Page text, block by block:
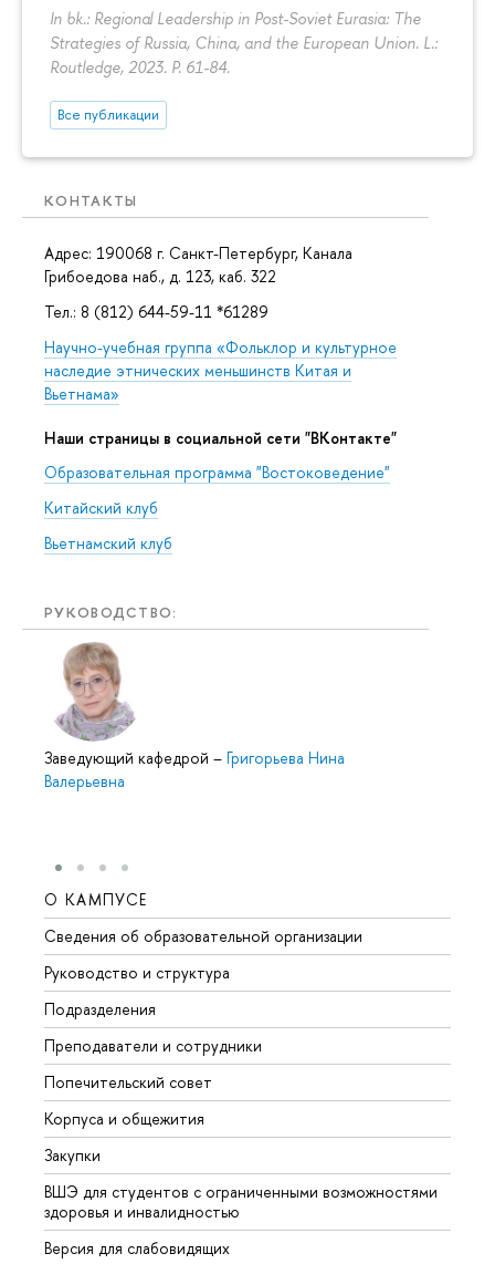
In bk.: Regional Leadership in Post-Soviet Eurasia: The
Strategies of Russia, China, and the European Union. L.:
Routledge, 2023. P. 61-84.
Все публикации
КОНТАКТЫ
Адрес: 190068 г. Санкт-Петербург, Канала
Грибоедова наб., д. 123, каб. 322
Тел.: 8 (812) 644-59-11 *61289
Научно-учебная группа «Фольклор и культурное
наследие этнических меньшинств Китая и
Вьетнама»
Наши страницы в социальной сети "ВКонтакте"
Образовательная программа "Востоковедение"
Китайский клуб
Вьетнамский клуб
РУКОВОДСТВО:
Заведующий кафедрой – Григорьева Нина
Валерьевна
О КАМПУСЕ
Сведения об образовательной организации
Руководство и структура
Подразделения
Преподаватели и сотрудники
Попечительский совет
Корпуса и общежития
Закупки
ВШЭ для студентов с ограниченными возможностями
здоровья и инвалидностью
Версия для слабовидящих